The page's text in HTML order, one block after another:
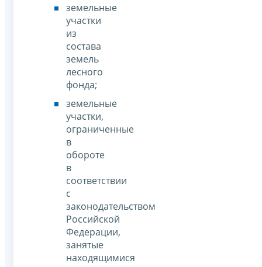
земельные
участки
из
состава
земель
лесного
фонда;
земельные
участки,
ограниченные
в
обороте
в
соответствии
с
законодательством
Российской
Федерации,
занятые
находящимися